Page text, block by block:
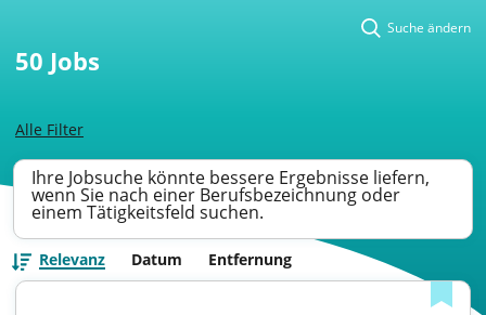
Alle Filter
Suche ändern
50 Jobs
Ihre Jobsuche könnte bessere Ergebnisse liefern,
wenn Sie nach einer Berufsbezeichnung oder
einem Tätigkeitsfeld suchen.
Relevanz Datum Entfernung